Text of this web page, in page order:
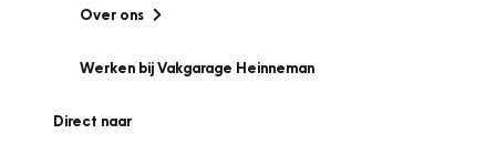
Over ons
Werken bij Vakgarage Heinneman
Direct naar